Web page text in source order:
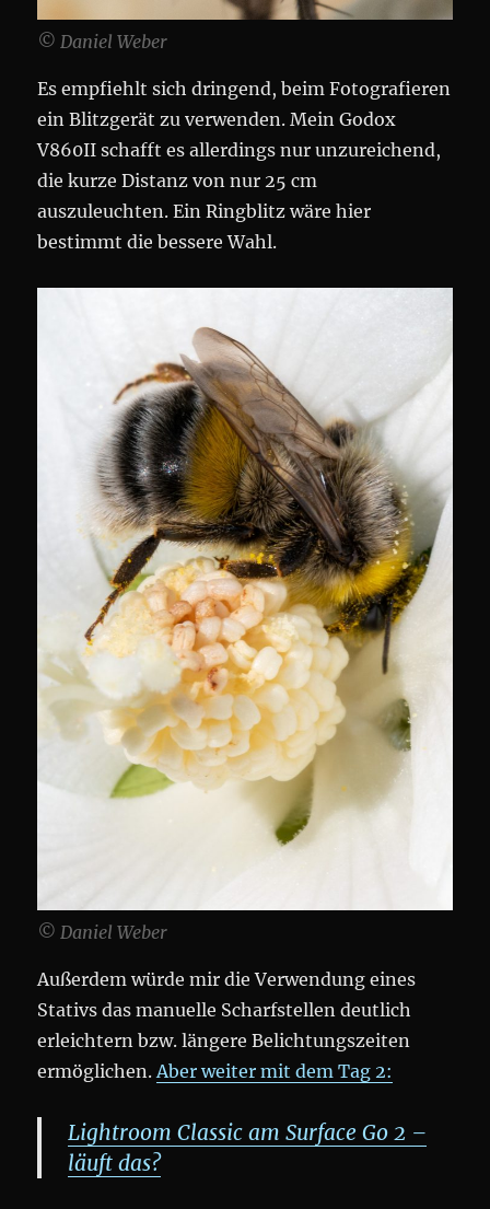
© Daniel Weber
Es empfiehlt sich dringend, beim Fotografieren
ein Blitzgerät zu verwenden. Mein Godox
V860II schafft es allerdings nur unzureichend,
die kurze Distanz von nur 25 cm
auszuleuchten. Ein Ringblitz wäre hier
bestimmt die bessere Wahl.
© Daniel Weber
Außerdem würde mir die Verwendung eines
Stativs das manuelle Scharfstellen deutlich
erleichtern bzw. längere Belichtungszeiten
ermöglichen.Aber weiter mit dem Tag 2:
Lightroom Classic am Surface Go 2 –
läuft das?